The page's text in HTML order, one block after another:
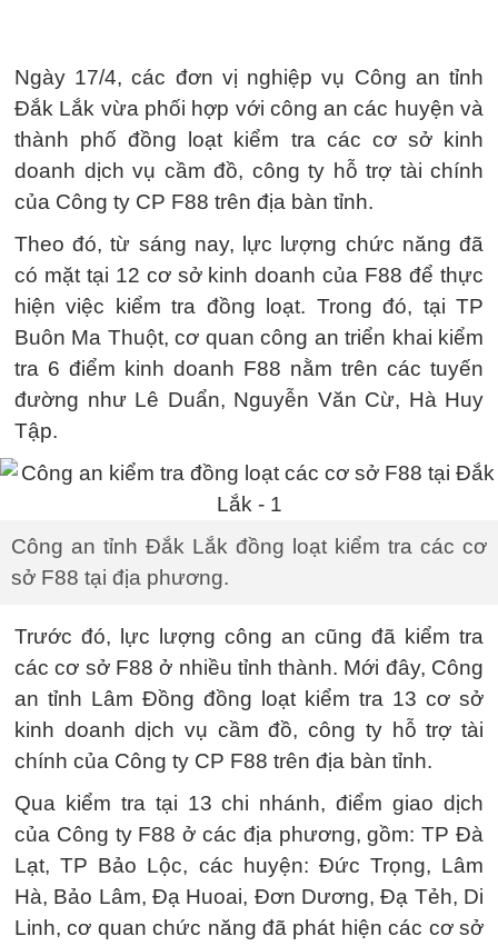
Ngày 17/4, các đơn vị nghiệp vụ Công an tỉnh
Đắk Lắk vừa phối hợp với công an các huyện và
thành phố đồng loạt kiểm tra các cơ sở kinh
doanh dịch vụ cầm đồ, công ty hỗ trợ tài chính
của Công ty CP F88 trên địa bàn tỉnh.
Theo đó, từ sáng nay, lực lượng chức năng đã
có mặt tại 12 cơ sở kinh doanh của F88 để thực
hiện việc kiểm tra đồng loạt. Trong đó, tại TP
Buôn Ma Thuột, cơ quan công an triển khai kiểm
tra 6 điểm kinh doanh F88 nằm trên các tuyến
đường như Lê Duẩn, Nguyễn Văn Cừ, Hà Huy
Tập.
Công an tỉnh Đắk Lắk đồng loạt kiểm tra các cơ
sở F88 tại địa phương.
Trước đó, lực lượng công an cũng đã kiểm tra
các cơ sở F88 ở nhiều tỉnh thành. Mới đây, Công
an tỉnh Lâm Đồng đồng loạt kiểm tra 13 cơ sở
kinh doanh dịch vụ cầm đồ, công ty hỗ trợ tài
chính của Công ty CP F88 trên địa bàn tỉnh.
Qua kiểm tra tại 13 chi nhánh, điểm giao dịch
của Công ty F88 ở các địa phương, gồm: TP Đà
Lạt, TP Bảo Lộc, các huyện: Đức Trọng, Lâm
Hà, Bảo Lâm, Đạ Huoai, Đơn Dương, Đạ Tẻh, Di
Linh, cơ quan chức năng đã phát hiện các cơ sở